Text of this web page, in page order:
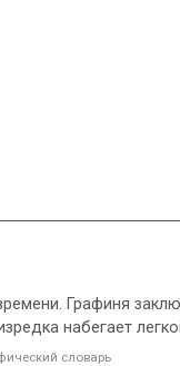
Графиня
набегает
словарь